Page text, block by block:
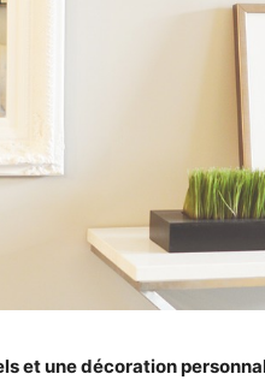
et une décoration